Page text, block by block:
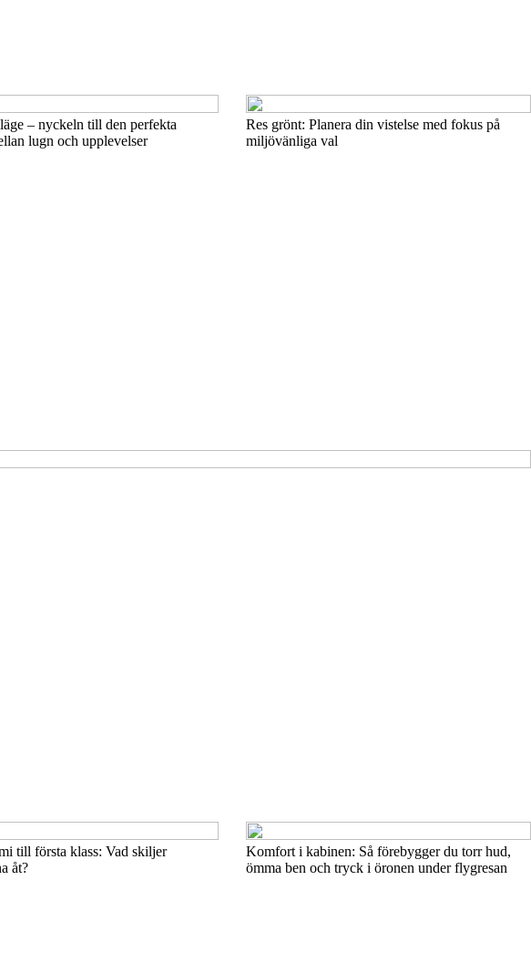
– nyckeln till den perfekta
lugn och upplevelser
Res grönt: Planera din vistelse med fokus på
miljövänliga val
till första klass: Vad skiljer
åt?
Komfort i kabinen: Så förebygger du torr hud,
ömma ben och tryck i öronen under flygresan